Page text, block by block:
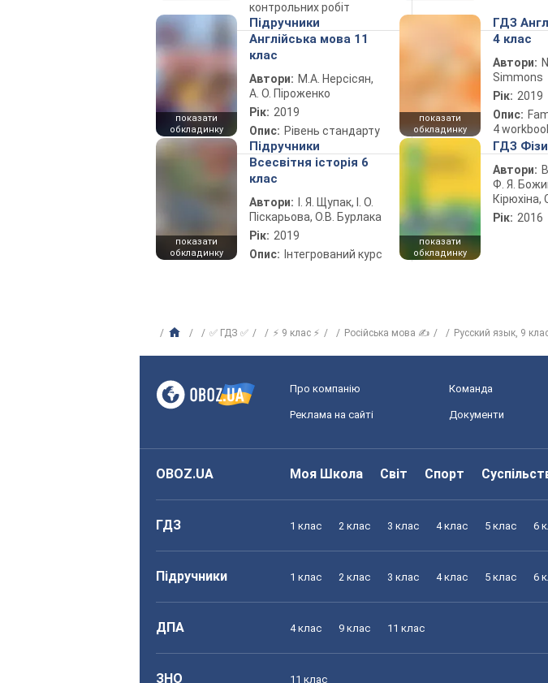
контрольних робіт
показати
обкладинку
Підручники
Англійська мова 11
клас
Автори: М.А. Нерсісян,
А. О. Піроженко
Рік: 2019
Опис: Рівень стандарту
показати
обкладинку
ГДЗ
4 клас
Автори:
Simmons
Рік: 2019
Опис:
4
показати
обкладинку
Підручники
Всесвітня історія 6
клас
Автори:
І. Я. Щупак, І. О.
Піскарьова, О.В. Бурлака
Рік: 2019
Опис: Інтегрований курс
показати
обкладинку
ГДЗ
Автори:
Ф. Я.
Рік: 2016
✅ ГДЗ ✅ ⚡ 9 клас ⚡ Російська мова ✍ Русский язык, 9
Про компанію Команда
Реклама на сайті Документи
OBOZ.UA Моя Школа Світ Спорт
ГДЗ 1 клас 2 клас 3 клас 4 клас 5 клас 6
Підручники 1 клас 2 клас 3 клас 4 клас 5 клас 6
ДПА 4 клас 9 клас 11 клас
ЗНО 11 клас